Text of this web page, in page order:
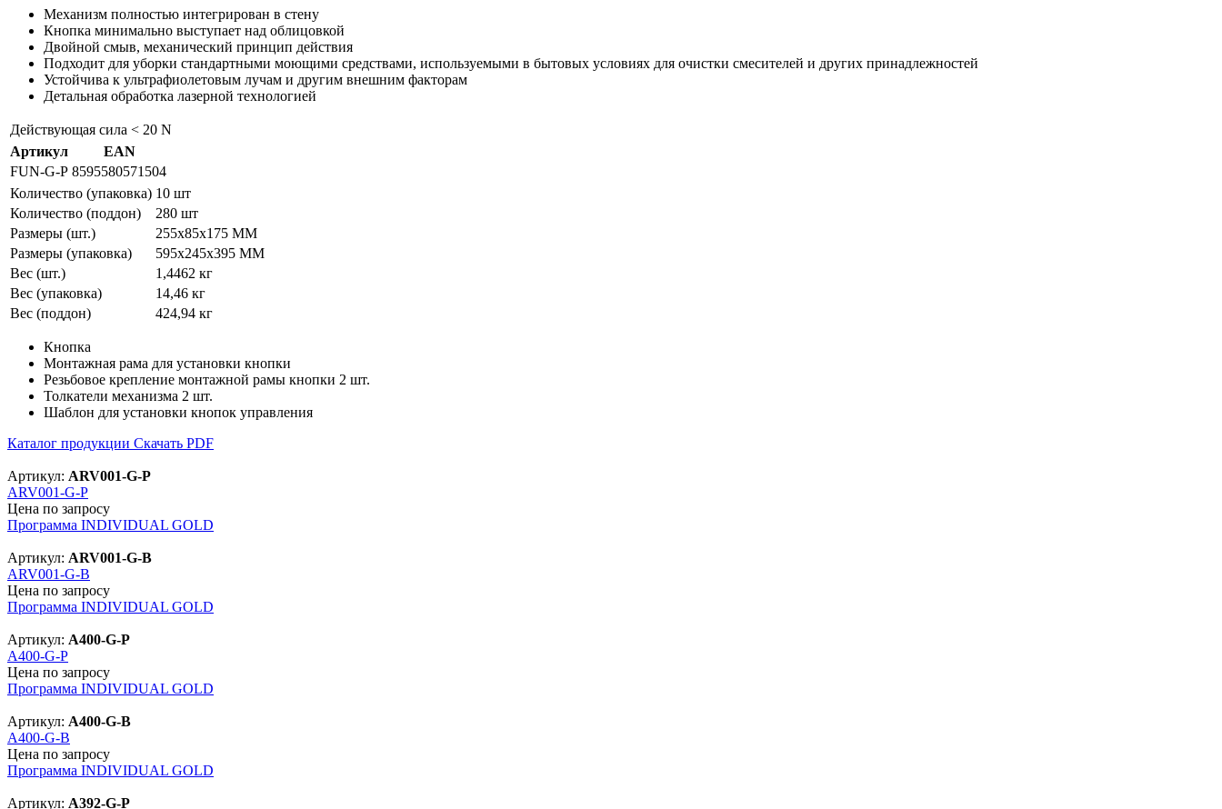
Механизм полностью интегрирован в стену
Кнопка минимально выступает над облицовкой
Двойной смыв, механический принцип действия
Подходит для уборки стандартными моющими средствами, используемыми в бытовых условиях для очистки смесителей и других принадлежностей
Устойчива к ультрафиолетовым лучам и другим внешним факторам
Детальная обработка лазерной технологией
Действующая сила < 20 N
Артикул
EAN
FUN-G-P 8595580571504
Количество (упаковка) 10 шт
Количество (поддон)
280 шт
Размеры (шт.)
255x85x175 MM
Размеры (упаковка)
595x245x395 MM
Вес (шт.)
1,4462 кг
Вес (упаковка)
14,46 кг
Вес (поддон)
424,94 кг
Кнопка
Монтажная рама для установки кнопки
Резьбовое крепление монтажной рамы кнопки 2 шт.
Толкатели механизма 2 шт.
Шаблон для установки кнопок управления
Каталог продукции Скачать PDF
Артикул: ARV001-G-P
ARV001-G-P
Цена по запросу
Программа INDIVIDUAL GOLD
Артикул: ARV001-G-B
ARV001-G-B
Цена по запросу
Программа INDIVIDUAL GOLD
Артикул: A400-G-P
A400-G-P
Цена по запросу
Программа INDIVIDUAL GOLD
Артикул: A400-G-B
A400-G-B
Цена по запросу
Программа INDIVIDUAL GOLD
Артикул: A392-G-P